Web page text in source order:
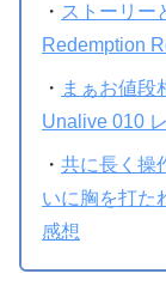
・ ストーリー
Redemption
・ まぁお値段
Unalive 010
・共に長く操
いに胸を打た
感想